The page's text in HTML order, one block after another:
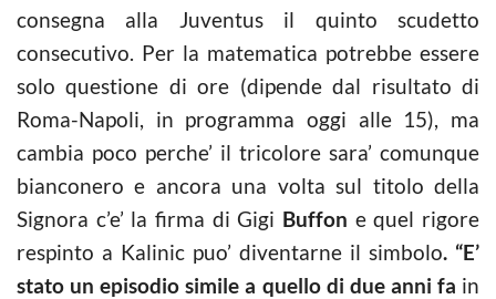
consegna alla Juventus il quinto scudetto
consecutivo. Per la matematica potrebbe essere
solo questione di ore (dipende dal risultato di
Roma-Napoli, in programma oggi alle 15), ma
cambia poco perche’ il tricolore sara’ comunque
bianconero e ancora una volta sul titolo della
Signora c’e’ la firma di Gigi Buffon e quel rigore
respinto a Kalinic puo’ diventarne il simbolo. “E’
stato un episodio simile a quello di due anni fa in